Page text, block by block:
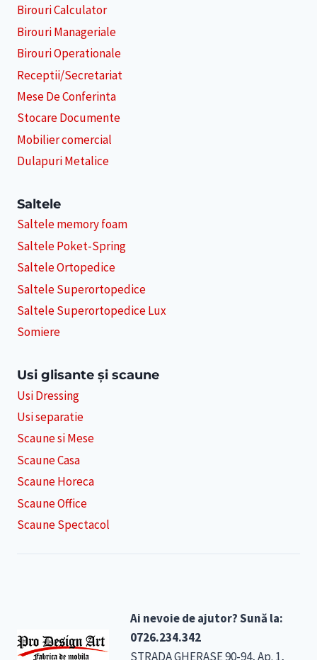
Birouri Calculator
Birouri Manageriale
Birouri Operationale
Receptii/Secretariat
Mese De Conferinta
Stocare Documente
Mobilier comercial
Dulapuri Metalice
Saltele
Saltele memory foam
Saltele Poket-Spring
Saltele Ortopedice
Saltele Superortopedice
Saltele Superortopedice Lux
Somiere
Usi glisante și scaune
Usi Dressing
Usi separatie
Scaune si Mese
Scaune Casa
Scaune Horeca
Scaune Office
Scaune Spectacol
Ai nevoie de ajutor? Sună la:
0726.234.342
STRADA GHERASE 90-94, Ap. 1,